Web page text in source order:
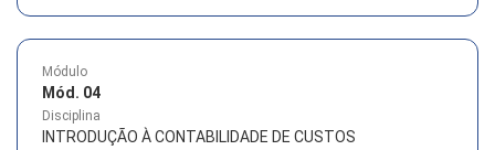
Módulo
Mód. 04
Disciplina
INTRODUÇÃO À CONTABILIDADE DE CUSTOS